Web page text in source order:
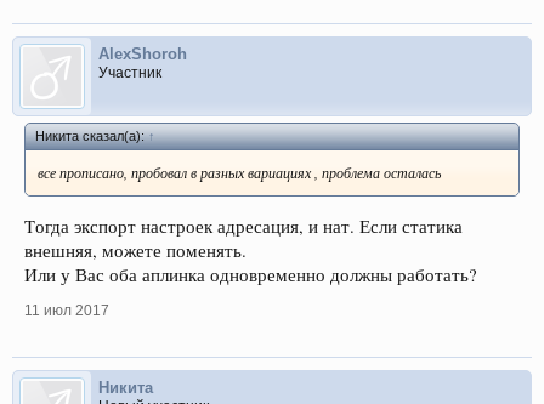
AlexShoroh
Участник
Никита сказал(а):↑
все прописано, пробовал в разных вариациях , проблема осталась
Tогда экспорт настроек адресация, и нат. Если статика
внешняя, можете поменять.
Или у Вас оба аплинка одновременно должны работать?
11 июл 2017
Никита